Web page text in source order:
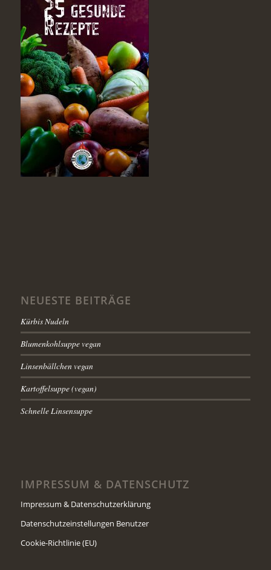
NEUESTE BEITRÄGE
Kürbis Nudeln
Blumenkohlsuppe vegan
Linsenbällchen vegan
Kartoffelsuppe (vegan)
Schnelle Linsensuppe
IMPRESSUM & DATENSCHUTZ
Impressum & Datenschutzerklärung
Datenschutzeinstellungen Benutzer
Cookie-Richtlinie (EU)